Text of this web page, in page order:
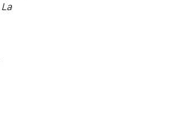
La